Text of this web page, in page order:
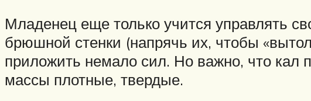
Младенец еще только учится управлять
брюшной стенки (напрячь их, чтобы
приложить немало сил. Но важно, что кал
массы плотные, твердые.